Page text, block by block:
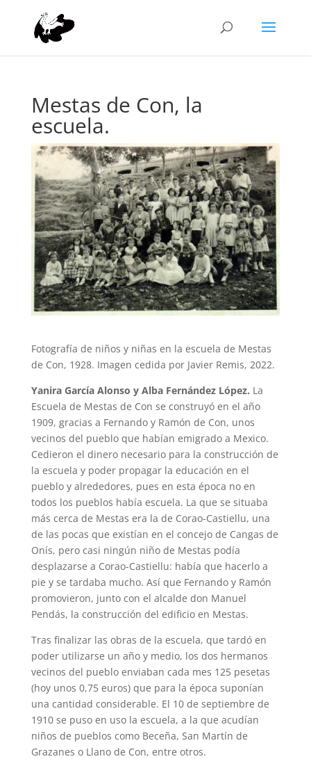
Mestas de Con, la
escuela.
Fotografía de niños y niñas en la escuela de Mestas
de Con, 1928. Imagen cedida por Javier Remis, 2022.
Yanira García Alonso y Alba Fernández López. La
Escuela de Mestas de Con se construyó en el año
1909, gracias a Fernando y Ramón de Con, unos
vecinos del pueblo que habían emigrado a Mexico.
Cedieron el dinero necesario para la construcción de
la escuela y poder propagar la educación en el
pueblo y alrededores, pues en esta época no en
todos los pueblos había escuela. La que se situaba
más cerca de Mestas era la de Corao-Castiellu, una
de las pocas que existían en el concejo de Cangas de
Onís, pero casi ningún niño de Mestas podía
desplazarse a Corao-Castiellu: había que hacerlo a
pie y se tardaba mucho. Así que Fernando y Ramón
promovieron, junto con el alcalde don Manuel
Pendás, la construcción del edificio en Mestas.
Tras finalizar las obras de la escuela, que tardó en
poder utilizarse un año y medio, los dos hermanos
vecinos del pueblo enviaban cada mes 125 pesetas
(hoy unos 0,75 euros) que para la época suponían
una cantidad considerable. El 10 de septiembre de
1910 se puso en uso la escuela, a la que acudían
niños de pueblos como Beceña, San Martín de
Grazanes o Llano de Con, entre otros.